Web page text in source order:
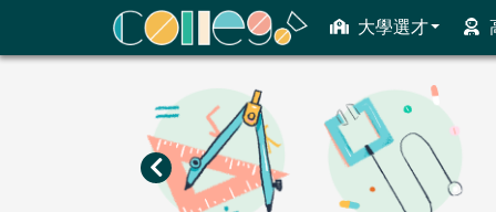
大學選才
ColleGo! 大學選才與高中育才輔助系統